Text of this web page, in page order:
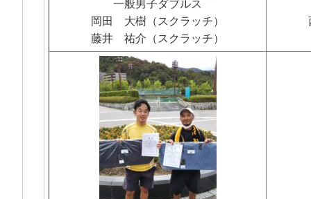
一般男子ダブルス
岡田 大樹（スクラッチ）
藤井 祐介（スクラッチ）